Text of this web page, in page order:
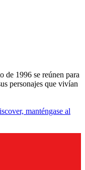
de 1996 se reúnen para
personajes que vivían
manténgase al